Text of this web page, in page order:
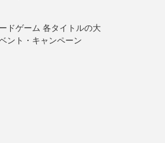
ドゲーム 各タイトルの大
ント・キャンペーン